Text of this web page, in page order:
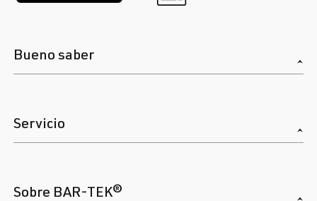
Bueno saber
Servicio
Sobre BAR-TEK®